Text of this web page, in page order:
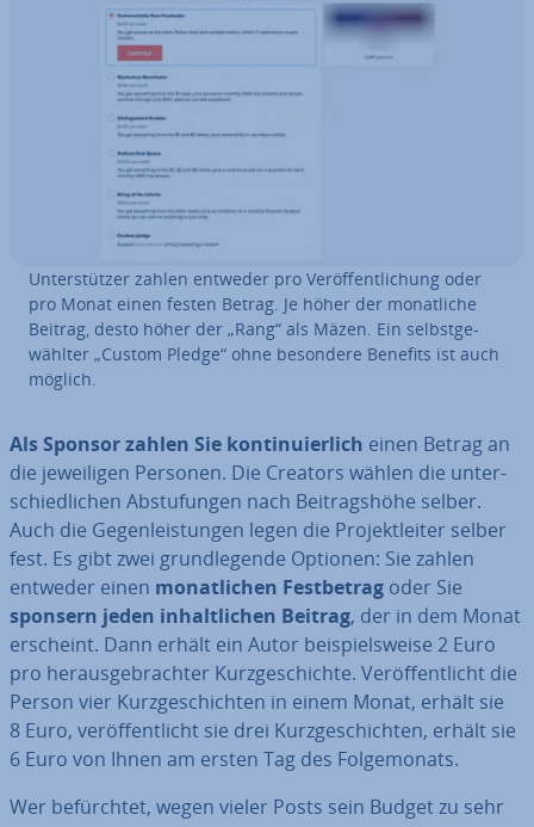
Un­ter­stüt­zer zahlen entweder pro Ver­öf­fent­li­chung oder
pro Monat einen festen Betrag. Je höher der mo­nat­li­che
Beitrag, desto höher der „Rang“ als Mäzen. Ein selbst­ge­
wähl­ter „Custom Pledge“ ohne besondere Benefits ist auch
möglich.
Als Sponsor zahlen Sie kon­ti­nu­ier­lich einen Betrag an
die je­wei­li­gen Personen. Die Creators wählen die un­ter­
schied­li­chen Ab­stu­fun­gen nach Bei­trags­hö­he selber.
Auch die Ge­gen­leis­tun­gen legen die Pro­jekt­lei­ter selber
fest. Es gibt zwei grund­le­gen­de Optionen: Sie zahlen
entweder einen mo­nat­li­chen Fest­be­trag oder Sie
sponsern jeden in­halt­li­chen Beitrag, der in dem Monat
erscheint. Dann erhält ein Autor bei­spiels­wei­se 2 Euro
pro her­aus­ge­brach­ter Kurz­ge­schich­te. Ver­öf­fent­licht die
Person vier Kurz­ge­schich­ten in einem Monat, erhält sie
8 Euro, ver­öf­fent­licht sie drei Kurz­ge­schich­ten, erhält sie
6 Euro von Ihnen am ersten Tag des Fol­ge­mo­nats.
Wer be­fürch­tet, wegen vieler Posts sein Budget zu sehr